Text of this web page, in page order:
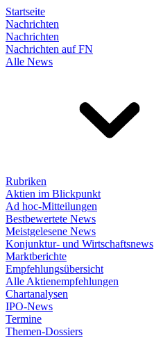
Startseite
Nachrichten
Nachrichten
Nachrichten auf FN
Alle News
Rubriken
Aktien im Blickpunkt
Ad hoc-Mitteilungen
Bestbewertete News
Meistgelesene News
Konjunktur- und Wirtschaftsnews
Marktberichte
Empfehlungsübersicht
Alle Aktienempfehlungen
Chartanalysen
IPO-News
Termine
Themen-Dossiers